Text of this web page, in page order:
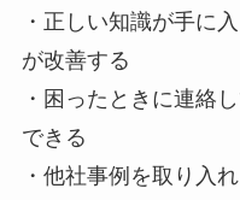
・正しい知識が手に
が改善する
・困ったときに連絡
できる
・他社事例を取り入